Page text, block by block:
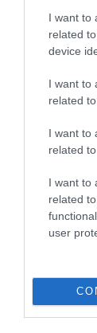
I want to
related
device
I want to
related
I want to
related
I want to
related
user
06.08.2026 |
ΗΠΑ: Nέα
δίπλα σε